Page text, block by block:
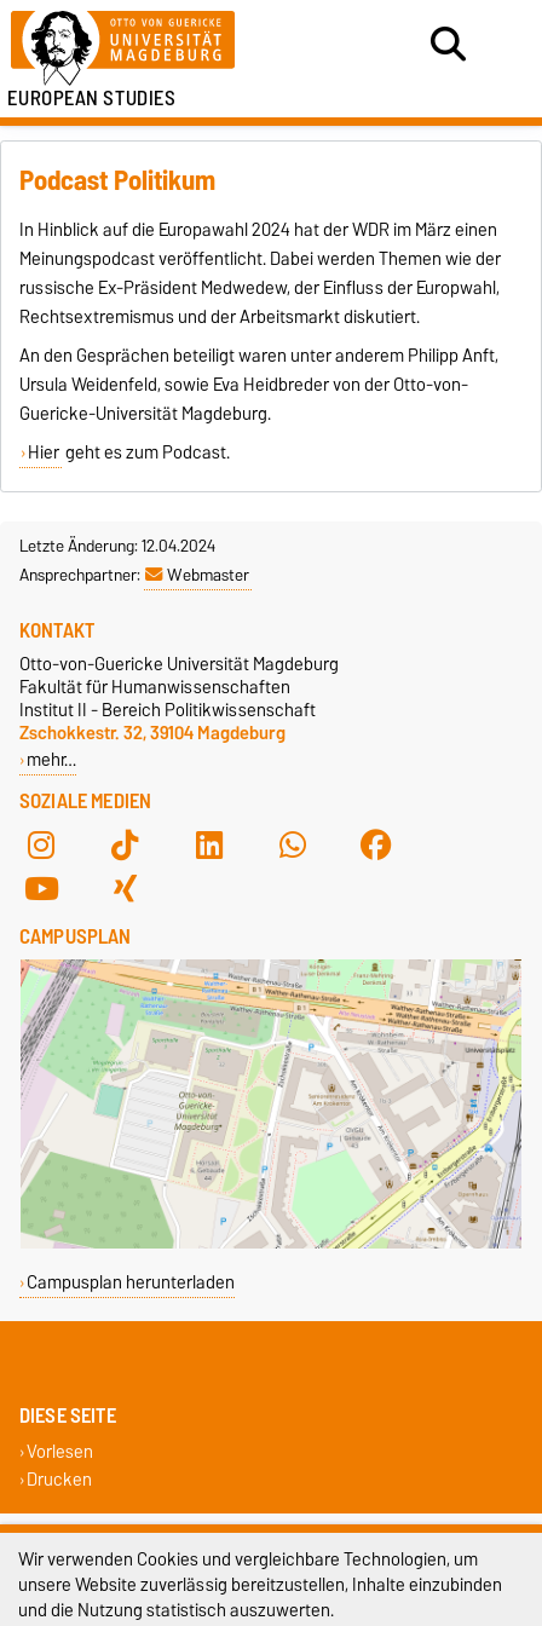
EUROPEAN STUDIES
Podcast Politikum
In Hinblick auf die Europawahl 2024 hat der WDR im März einen
Meinungspodcast veröffentlicht. Dabei werden Themen wie der
russische Ex-Präsident Medwedew, der Einfluss der Europwahl,
Rechtsextremismus und der Arbeitsmarkt diskutiert.
An den Gesprächen beteiligt waren unter anderem Philipp Anft,
Ursula Weidenfeld, sowie Eva Heidbreder von der Otto-von-
Guericke-Universität Magdeburg.
Hier geht es zum Podcast.
Letzte Änderung: 12.04.2024
Ansprechpartner:
Webmaster
SOZIALE MEDIEN
KONTAKT
Otto-von-Guericke Universität Magdeburg
Fakultät für Humanwissenschaften
Institut II - Bereich Politikwissenschaft
Zschokkestr. 32, 39104 Magdeburg
mehr…
CAMPUSPLAN
Campusplan herunterladen
DIESE SEITE
Vorlesen
Drucken
Impressum
Datenschutz
Wir verwenden Cookies und vergleichbare Technologien, um
unsere Website zuverlässig bereitzustellen, Inhalte einzubinden
und die Nutzung statistisch auszuwerten.